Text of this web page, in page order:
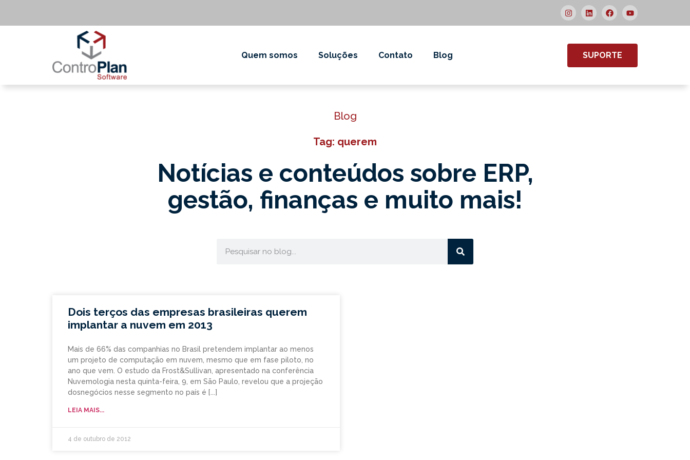
Quem somos Soluções Contato Blog SUPORTE
Blog
Tag: querem
Notícias e conteúdos sobre ERP,
gestão, finanças e muito mais!
Dois terços das empresas brasileiras querem
implantar a nuvem em 2013
Mais de 66% das companhias no Brasil pretendem implantar ao menos
um projeto de computação em nuvem, mesmo que em fase piloto, no
ano que vem. O estudo da Frost&Sullivan, apresentado na conferência
Nuvemologia nesta quinta-feira, 9, em São Paulo, revelou que a projeção
dosnegócios nesse segmento no país é
LEIA MAIS...
4 de outubro de 2012